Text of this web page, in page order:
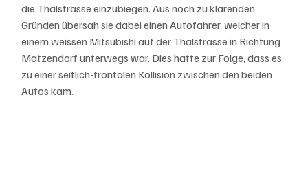
die Thalstrasse einzubiegen. Aus noch zu klärenden
Gründen übersah sie dabei einen Autofahrer, welcher in
einem weissen Mitsubishi auf der Thalstrasse in Richtung
Matzendorf unterwegs war. Dies hatte zur Folge, dass es
zu einer seitlich-frontalen Kollision zwischen den beiden
Autos kam.